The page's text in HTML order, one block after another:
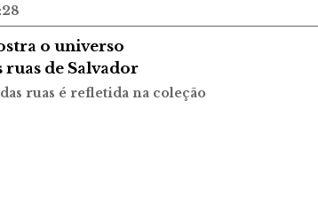
o universo
ruas de Salvador
ruas é refletida na coleção